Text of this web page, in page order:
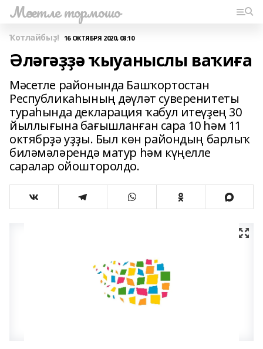
Мәсетле тормошо
Ҡотлайбыҙ! 16 ОКТЯБРЯ 2020, 08:10
Әләгәҙҙә ҡыуаныслы ваҡиға
Мәсетле районында Башҡортостан
Республикаһының дәүләт суверенитеты
тураһында декларация ҡабул итеүҙең 30
йыллығына бағышланған сара 10 һәм 11
октябрҙә уҙҙы. Был көн райондың барлыҡ
биләмәләрендә матур һәм күңелле
саралар ойошторолдо.